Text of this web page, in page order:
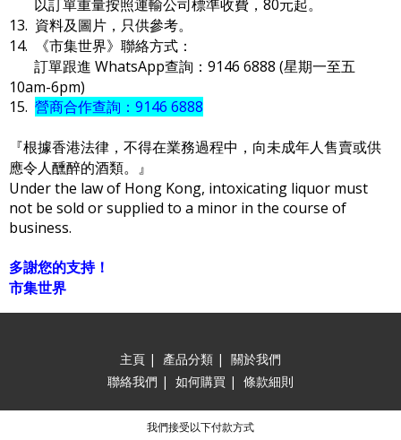
以訂單重量按照運輸公司標準收費，80元起。
13. 資料及圖片，只供參考。
14. 《市集世界》聯絡方式：
訂單跟進 WhatsApp查詢：9146 6888 (星期一至五
10am-6pm)
15. 營商合作查詢：9146 6888
『根據香港法律，不得在業務過程中，向未成年人售賣或供
應令人醺醉的酒類。』
Under the law of Hong Kong, intoxicating liquor must
not be sold or supplied to a minor in the course of
business.
多謝您的支持！
市集世界
主頁 | 產品分類 | 關於我們
聯絡我們 | 如何購買 | 條款細則
我們接受以下付款方式